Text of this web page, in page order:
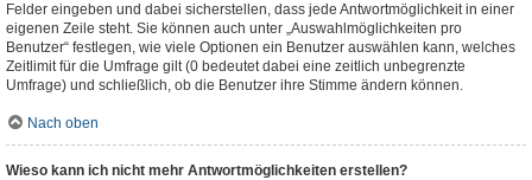
Felder eingeben und dabei sicherstellen, dass jede Antwortmöglichkeit in einer
eigenen Zeile steht. Sie können auch unter „Auswahlmöglichkeiten pro
Benutzer“ festlegen, wie viele Optionen ein Benutzer auswählen kann, welches
Zeitlimit für die Umfrage gilt (0 bedeutet dabei eine zeitlich unbegrenzte
Umfrage) und schließlich, ob die Benutzer ihre Stimme ändern können.
Nach oben
Wieso kann ich nicht mehr Antwortmöglichkeiten erstellen?